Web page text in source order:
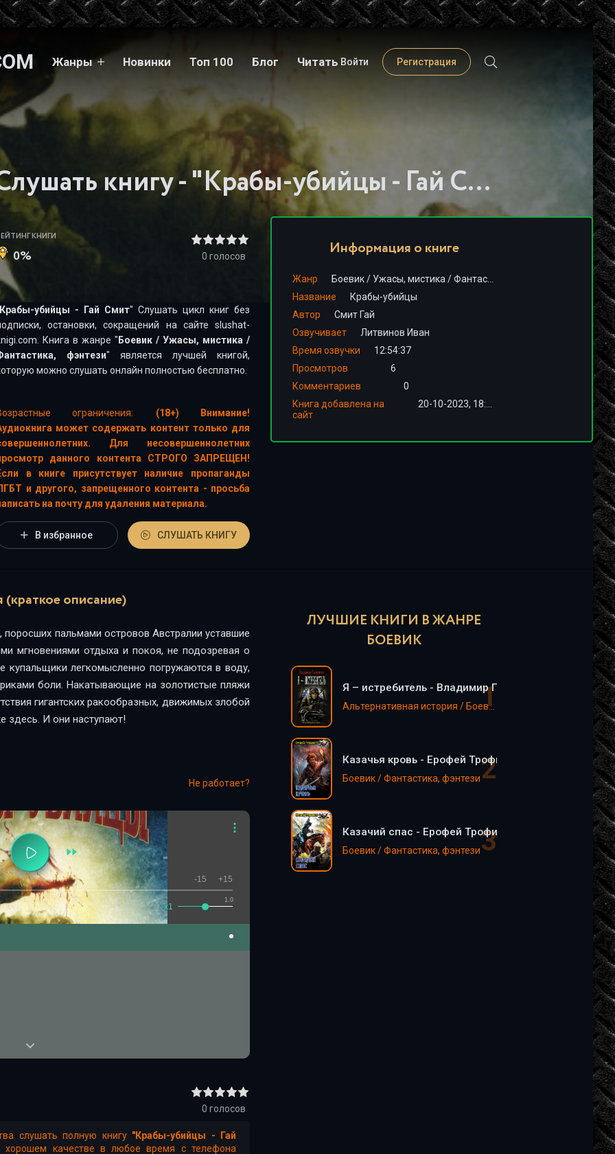
Жанры Новинки Топ 100 Блог Читать Войти Регистрация
Слушать книгу - "Крабы-убийцы - Гай Смит"
КНИГИ
0% 0 голосов
Крабы-убийцы - Гай Смит" Слушать цикл книг без
остановки, сокращений на сайте slushat-
Книга в жанре " Боевик / Ужасы, мистика /
фэнтези" является лучшей книгой,
можно слушать онлайн полностью бесплатно.
ограничения:
(18+) Внимание!
может содержать контент только для
Для несовершеннолетних
данного контента СТРОГО ЗАПРЕЩЕН!
в книге присутствует наличие пропаганды
и другого, запрещенного контента - просьба
на почту для удаления материала.
В избранное СЛУШАТЬ КНИГУ
Информация о книге
Жанр Боевик/ Ужасы, мистика /Фантастика, фэнтези
Название
Крабы-убийцы
Автор
Смит Гай
Озвучивает
Литвинов Иван
Время озвучки
12:54:37
Просмотров
6
Комментариев
0
Книга добавлена на
сайт
описание)
пальмами островов Австралии уставшие
мгновениями отдыха и покоя, не подозревая о
легкомысленно погружаются в воду,
боли. Накатывающие на золотистые пляжи
гигантских ракообразных, движимых злобой
здесь. И они наступают!
Не работает?
1.0
x1
-15 +15
0 голосов
слушать полную книгу "Крабы-убийцы - Гай
хорошем качестве в любое время с телефона
ЛУЧШИЕ КНИГИ В ЖАНРЕ
БОЕВИК
Я – истребитель - Владимир Поселягин
Альтернативная история / Боевик / Попаданцы / Фантастика, фэнтези
Казачья кровь - Ерофей Трофимов
Боевик / Фантастика, фэнтези
Казачий спас - Ерофей Трофимов
Боевик / Фантастика, фэнтези